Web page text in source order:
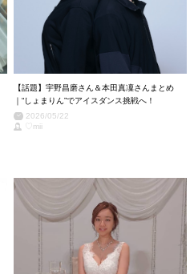
【話題】宇野昌磨さん＆本田真凜さんまとめ
｜“しょまりん”でアイスダンス挑戦へ！
2026/05/22
♡mii